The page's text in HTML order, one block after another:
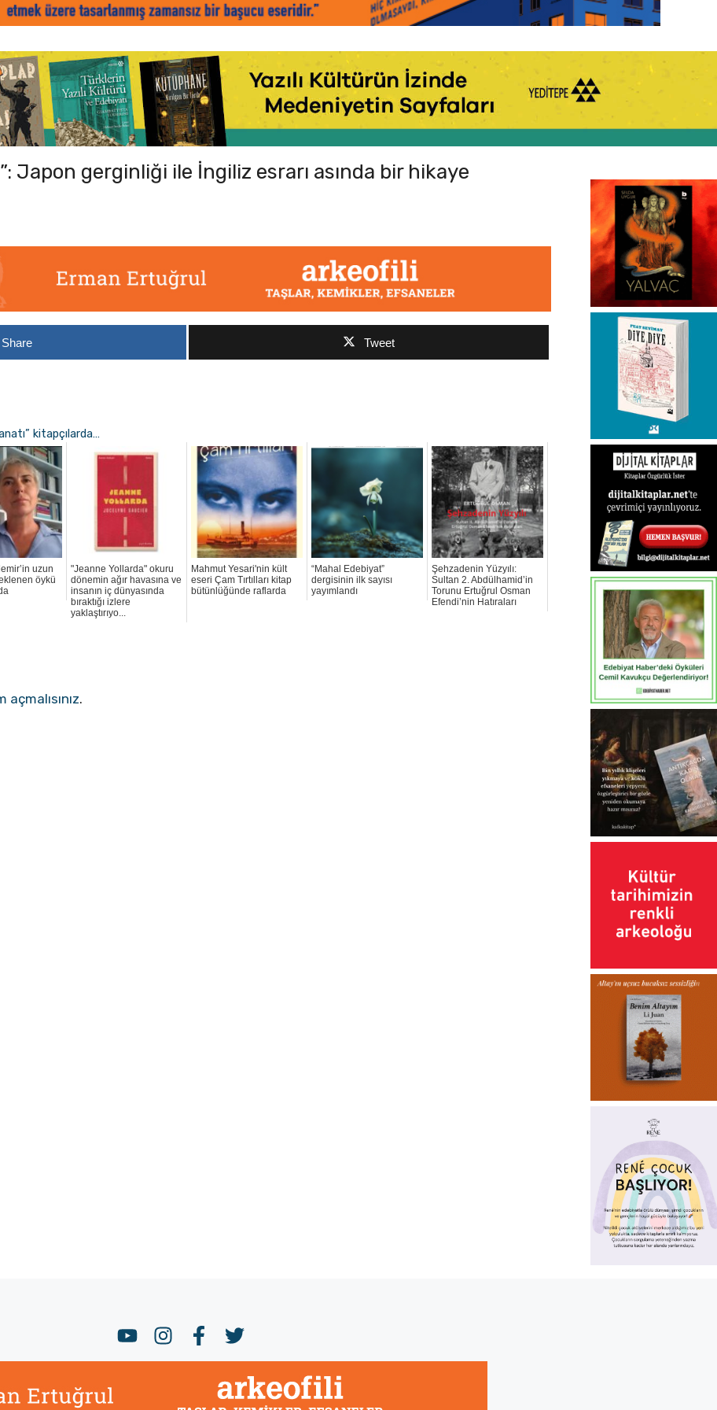
Japon gerginliği ile İngiliz esrarı asında bir hikaye
Share Tweet
kitapçılarda…
uzun
öykü
"Jeanne Yollarda" okuru
dönemin ağır havasına ve
insanın iç dünyasında
bıraktığı izlere
yaklaştırıyo...
Mahmut Yesari'nin kült
eseri Çam Tırtılları kitap
bütünlüğünde raflarda
“Mahal Edebiyat”
dergisinin ilk sayısı
yayımlandı
Şehzadenin Yüzyılı:
Sultan 2. Abdülhamid’in
Torunu Ertuğrul Osman
Efendi’nin Hatıraları
açmalısınız.